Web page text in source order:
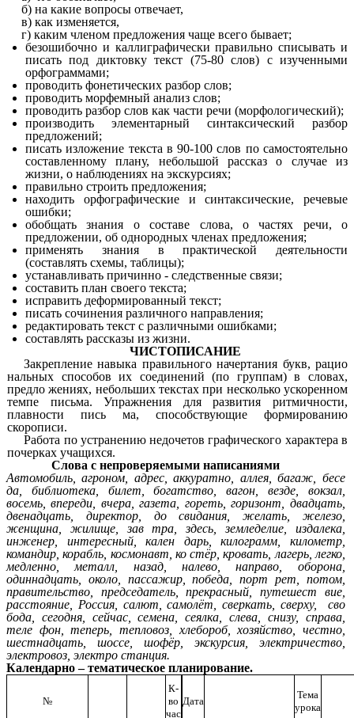
б) на какие вопросы отвечает,
в) как изменяется,
г) каким членом предложения чаще всего бывает;
безошибочно и каллиграфически правильно списывать и
писать под диктовку текст (75-80 слов) с изученными
орфограммами;
проводить фонетических разбор слов;
проводить морфемный анализ слов;
проводить разбор слов как части речи (морфологический);
производить элементарный синтаксический разбор
предложений;
писать изложение текста в 90-100 слов по самостоятельно
составленному плану, небольшой рассказ о случае из
жизни, о наблюдениях на экскурсиях;
правильно строить предложения;
находить орфографические и синтаксические, речевые
ошибки;
обобщать знания о составе слова, о частях речи, о
предложении, об однородных членах предложения;
применять знания в практической деятельности
(составлять схемы, таблицы);
устанавливать причинно - следственные связи;
составить план своего текста;
исправить деформированный текст;
писать сочинения различного направления;
редактировать текст с различными ошибками;
составлять рассказы из жизни.
ЧИСТОПИСАНИЕ
Закрепление навыка правильного начертания букв, рацио
нальных способов их соединений (по группам) в словах,
предло жениях, небольших текстах при несколько ускоренном
темпе письма. Упражнения для развития ритмичности,
плавности пись ма, способствующие формированию
скорописи.
Работа по устранению недочетов графического характера в
почерках учащихся.
Слова с непроверяемыми написаниями
Автомобиль, агроном, адрес, аккуратно, аллея, багаж, бесе
да, библиотека, билет, богатство, вагон, везде, вокзал,
восемь, впереди, вчера, газета, гореть, горизонт, двадцать,
двенадцать, директор, до свидания, желать, железо,
женщина, жилище, зав тра, здесь, земледелие, издалека,
инженер, интересный, кален дарь, килограмм, километр,
командир, корабль, космонавт, ко стёр, кровать, лагерь, легко,
медленно, металл, назад, налево, направо, оборона,
одиннадцать, около, пассажир, победа, порт рет, потом,
правительство, председатель, прекрасный, путешест вие,
расстояние, Россия, салют, самолёт, сверкать, сверху, сво
бода, сегодня, сейчас, семена, сеялка, слева, снизу, справа,
теле фон, теперь, тепловоз, хлебороб, хозяйство, честно,
шестнадцать, шоссе, шофёр, экскурсия, электричество,
электровоз, электро станция.
Календарно – тематическое планирование.
№
К-
во
час
Дата
Тема
урока